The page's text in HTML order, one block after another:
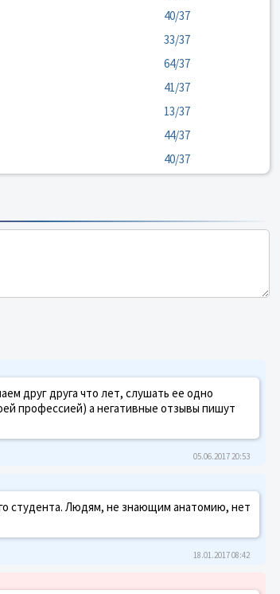
40/37
33/37
64/37
41/37
13/37
44/37
40/37
друг друга что лет, слушать ее одно
профессией) а негативные отзывы пишут
05.06.2017 20:53
студента. Людям, не знающим анатомию, нет
18.01.2017 08:42